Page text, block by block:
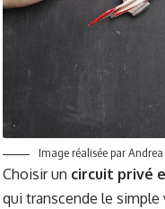
Image réalisée par
Choisir un circuit privé
qui transcende le